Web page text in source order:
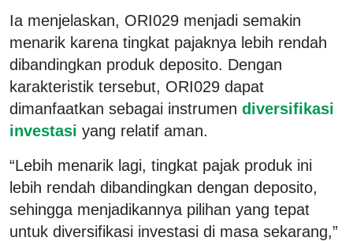
Ia menjelaskan, ORI029 menjadi semakin
menarik karena tingkat pajaknya lebih rendah
dibandingkan produk deposito. Dengan
karakteristik tersebut, ORI029 dapat
dimanfaatkan sebagai instrumen diversifikasi
investasi yang relatif aman.
“Lebih menarik lagi, tingkat pajak produk ini
lebih rendah dibandingkan dengan deposito,
sehingga menjadikannya pilihan yang tepat
untuk diversifikasi investasi di masa sekarang,”